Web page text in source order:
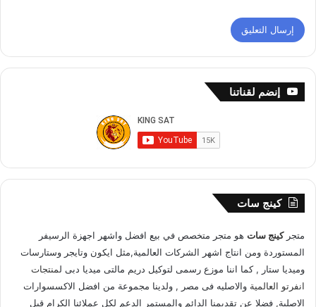
إنضم لقناتنا
كينج سات
متجركينج سات هو متجر متخصص في بيع افضل واشهر اجهزة الرسيفر
المستوردة ومن انتاج اشهر الشركات العالمية,مثل ايكون وتايجر وستارسات
وميديا ستار , كما اننا موزع رسمى لتوكيل دريم مالتى ميديا دبى لمنتجات
انفرتو العالمية والاصليه فى مصر , ولدينا مجموعة من افضل الاكسسوارات
الاصلية, فضلا عن تقديمنا الدائم والمستمر الدعم لكل عملائنا الكرام قبل